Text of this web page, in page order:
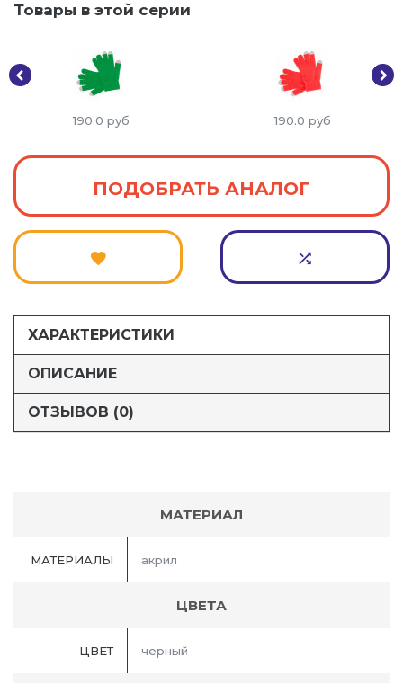
Товары в этой серии
190.0 руб 190.0 руб
ПОДОБРАТЬ АНАЛОГ
ХАРАКТЕРИСТИКИ
ОПИСАНИЕ
ОТЗЫВОВ (0)
МАТЕРИАЛ
МАТЕРИАЛЫ акрил
ЦВЕТА
ЦВЕТ черный